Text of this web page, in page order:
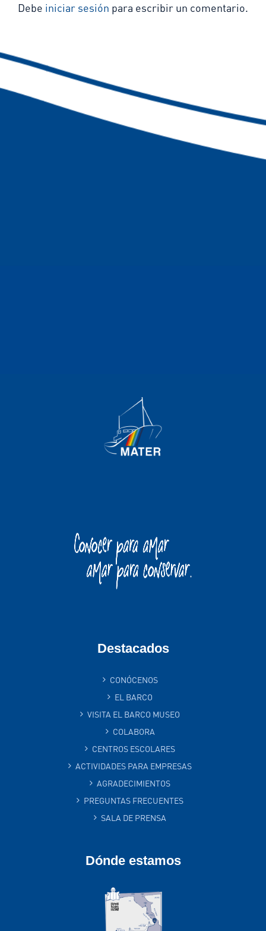
Debe iniciar sesión para escribir un comentario.
Destacados
CONÓCENOS
EL BARCO
VISITA EL BARCO MUSEO
COLABORA
CENTROS ESCOLARES
ACTIVIDADES PARA EMPRESAS
AGRADECIMIENTOS
PREGUNTAS FRECUENTES
SALA DE PRENSA
Dónde estamos